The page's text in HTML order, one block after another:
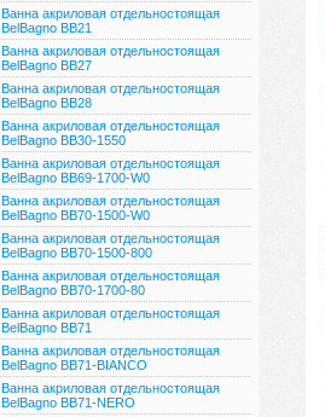
Ванна акриловая отдельностоящая
BelBagno BB21
Ванна акриловая отдельностоящая
BelBagno BB27
Ванна акриловая отдельностоящая
BelBagno BB28
Ванна акриловая отдельностоящая
BelBagno BB30-1550
Ванна акриловая отдельностоящая
BelBagno BB69-1700-W0
Ванна акриловая отдельностоящая
BelBagno BB70-1500-W0
Ванна акриловая отдельностоящая
BelBagno BB70-1500-800
Ванна акриловая отдельностоящая
BelBagno BB70-1700-80
Ванна акриловая отдельностоящая
BelBagno BB71
Ванна акриловая отдельностоящая
BelBagno BB71-BIANCO
Ванна акриловая отдельностоящая
BelBagno BB71-NERO